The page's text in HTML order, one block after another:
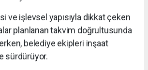
ve işlevsel yapısıyla dikkat çeken
planlanan takvim doğrultusunda
belediye ekipleri inşaat
sürdürüyor.